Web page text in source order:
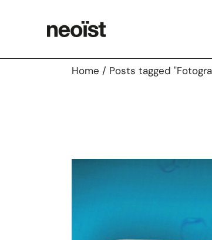
Home Posts tagged